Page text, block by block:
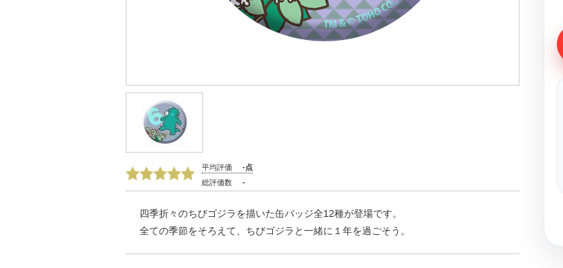
平均評価
-点
総評価数
-
四季折々のちびゴジラを描いた缶バッジ全12種が登場です。
全ての季節をそろえて、ちびゴジラと一緒に１年を過ごそう。